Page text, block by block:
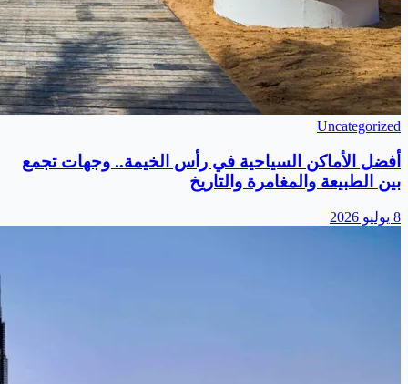
Uncategorized
أفضل الأماكن السياحية في رأس الخيمة.. وجهات تجمع
بين الطبيعة والمغامرة والتاريخ
8 يوليو 2026